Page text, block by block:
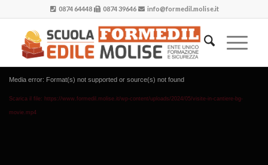
0874 64448 0874 39646 info@formedil.molise.it
Media error: Format(s) not supported or source(s) not found
Scarica il file: https://www.formedil.molise.it/wp-content/uploads/2024/05/visite-in-cantiere-bg-
movie.mp4